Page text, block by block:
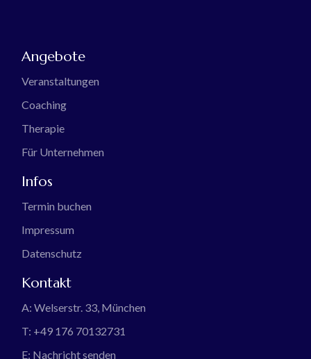
Angebote
Veranstaltungen
Coaching
Therapie
Für Unternehmen
Infos
Termin buchen
Impressum
Datenschutz
Kontakt
A:Welserstr. 33, München
T: +49 176 70132731
E: Nachricht senden